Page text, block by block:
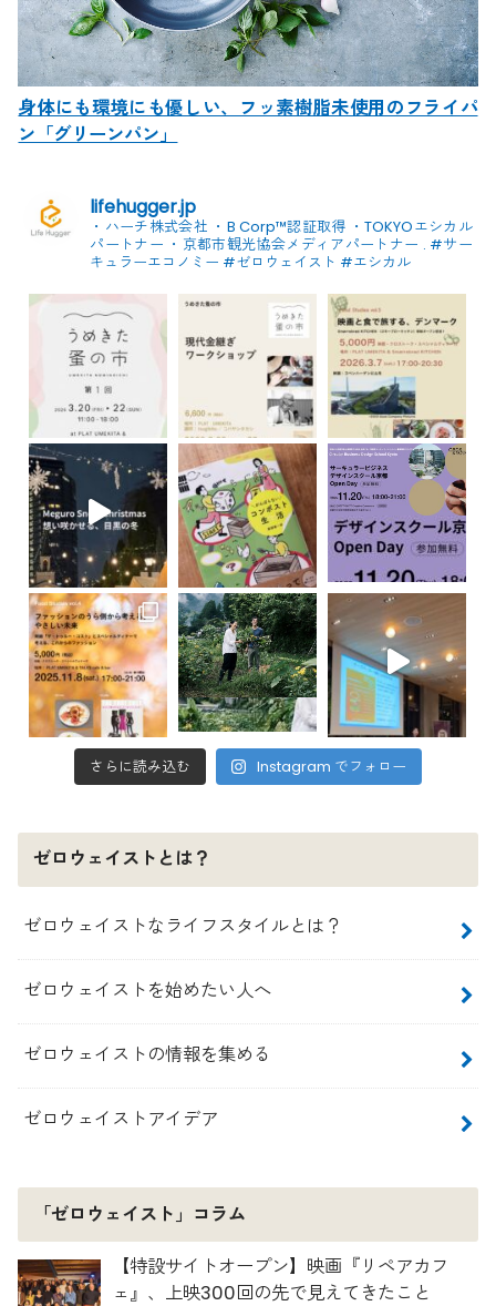
身体にも環境にも優しい、フッ素樹脂未使用のフライパ
ン「グリーンパン」
lifehugger.jp
・ハーチ株式会社 ・B Corp™認証取得 ・TOKYOエシカル
パートナー ・京都市観光協会メディアパートナー . #サー
キュラーエコノミー #ゼロウェイスト #エシカル
さらに読み込む Instagram でフォロー
ゼロウェイストとは？
ゼロウェイストなライフスタイルとは？
ゼロウェイストを始めたい人へ
ゼロウェイストの情報を集める
ゼロウェイストアイデア
「ゼロウェイスト」コラム
【特設サイトオープン】映画『リペアカフ
ェ』、上映300回の先で見えてきたこと